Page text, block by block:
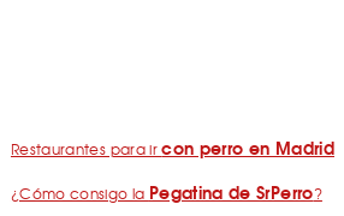
Restaurantes para ircon perro en Madrid
¿Cómo consigo la Pegatina de SrPerro?